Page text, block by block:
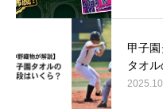
甲子
タオ